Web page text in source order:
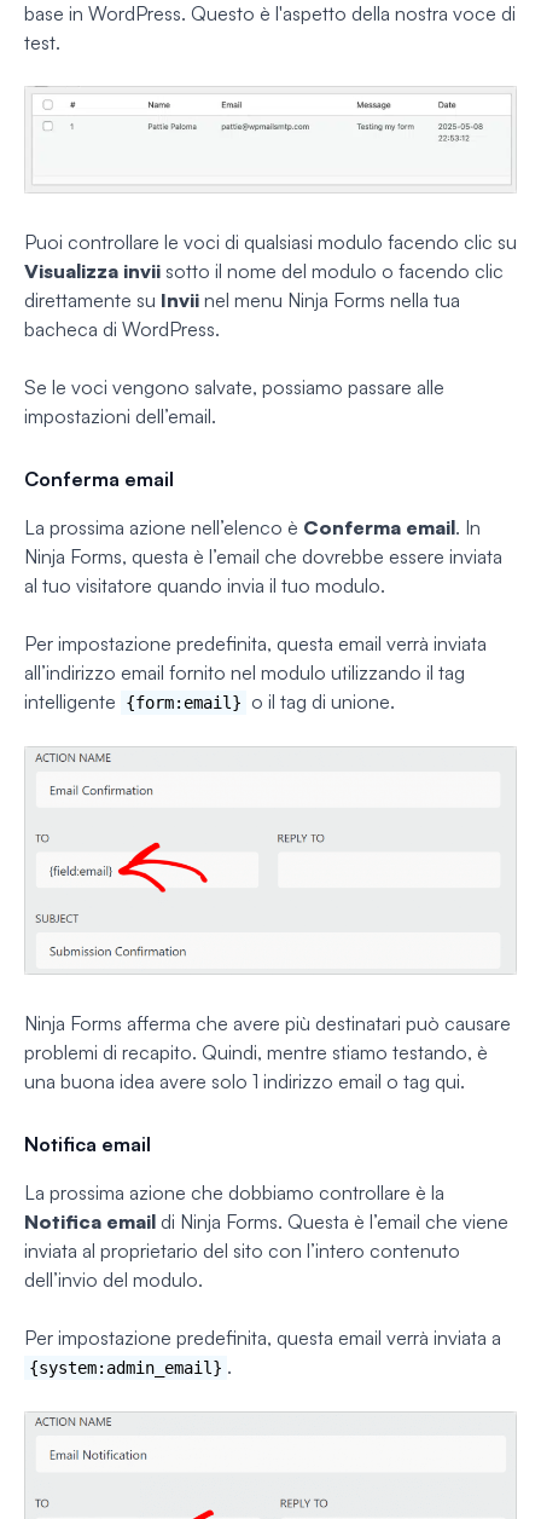
base in WordPress. Questo è l'aspetto della nostra voce di
test.
Puoi controllare le voci di qualsiasi modulo facendo clic su
Visualizza invii sotto il nome del modulo o facendo clic
direttamente su Invii nel menu Ninja Forms nella tua
bacheca di WordPress.
Se le voci vengono salvate, possiamo passare alle
impostazioni dell’email.
Conferma email
La prossima azione nell’elenco è Conferma email. In
Ninja Forms, questa è l’email che dovrebbe essere inviata
al tuo visitatore quando invia il tuo modulo.
Per impostazione predefinita, questa email verrà inviata
all’indirizzo email fornito nel modulo utilizzando il tag
intelligente
{form:email} o il tag di unione.
Ninja Forms afferma che avere più destinatari può causare
problemi di recapito. Quindi, mentre stiamo testando, è
una buona idea avere solo 1 indirizzo email o tag qui.
Notifica email
La prossima azione che dobbiamo controllare è la
Notifica email di Ninja Forms. Questa è l’email che viene
inviata al proprietario del sito con l’intero contenuto
dell’invio del modulo.
Per impostazione predefinita, questa email verrà inviata a
{system:admin_email} .